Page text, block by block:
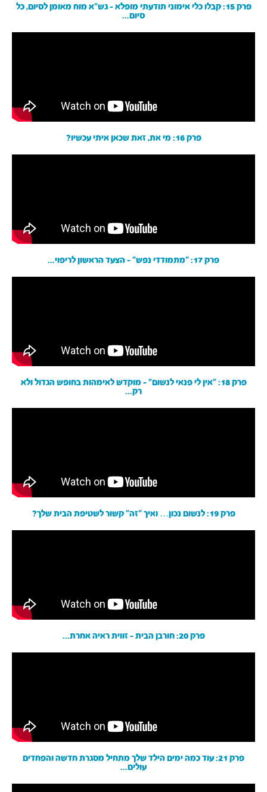
פרק 15: קבלו כלי אימוני תודעתי מופלא - גש״א מוח מאומן לסיום, כל
סיום...
פרק 16: מי את, זאת שכאן איתי עכשיו?
פרק 17: ״מתמודדי נפש״ - הצעד הראשון לריפוי...
פרק 18: ״אין לי פנאי לנשום״ - מוקדש לאימהות בחופש הגדול ולא
רק...
פרק 19: לנשום נכון… ואיך ״זה״ קשור לשטיפת הבית שלך?
פרק 20: חורבן הבית - זווית ראיה אחרת...
פרק 21: עוד כמה ימים הילד שלך מתחיל מסגרת חדשה והפחדים
עולים...